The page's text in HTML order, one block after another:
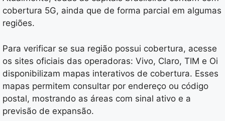
cobertura 5G, ainda que de forma parcial em algumas
regiões.
Para verificar se sua região possui cobertura, acesse
os sites oficiais das operadoras: Vivo, Claro, TIM e Oi
disponibilizam mapas interativos de cobertura. Esses
mapas permitem consultar por endereço ou código
postal, mostrando as áreas com sinal ativo e a
previsão de expansão.